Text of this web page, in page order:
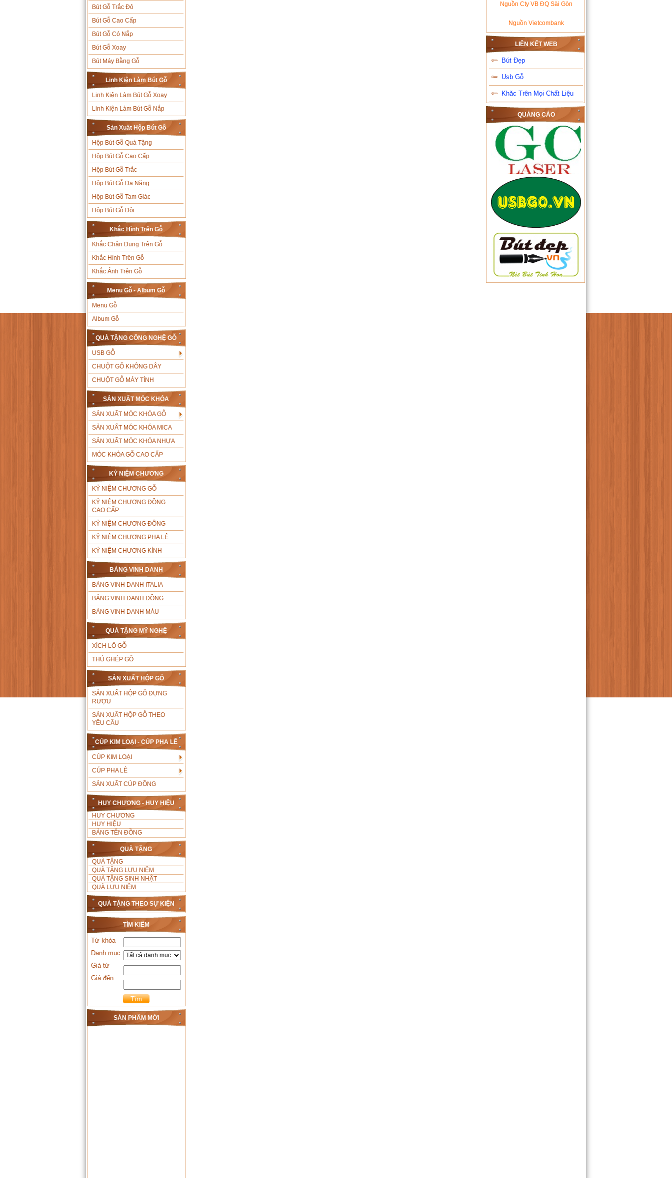
Bút Gỗ Trắc Đỏ
Bút Gỗ Cao Cấp
Bút Gỗ Có Nắp
Bút Gỗ Xoay
Bút Máy Bằng Gỗ
Linh Kiện Làm Bút Gỗ
Linh Kiện Làm Bút Gỗ Xoay
Linh Kiện Làm Bút Gỗ Nắp
Sản Xuất Hộp Bút Gỗ
Hộp Bút Gỗ Quà Tặng
Hộp Bút Gỗ Cao Cấp
Hộp Bút Gỗ Trắc
Hộp Bút Gỗ Đa Năng
Hộp Bút Gỗ Tam Giác
Hộp Bút Gỗ Đôi
Khắc Hình Trên Gỗ
Khắc Chân Dung Trên Gỗ
Khắc Hình Trên Gỗ
Khắc Ảnh Trên Gỗ
Menu Gỗ - Album Gỗ
Menu Gỗ
Album Gỗ
QUÀ TẶNG CÔNG NGHỆ GỖ
USB GỖ
CHUỘT GỖ KHÔNG DÂY
CHUỘT GỖ MÁY TÍNH
SẢN XUẤT MÓC KHÓA
SẢN XUẤT MÓC KHÓA GỖ
SẢN XUẤT MÓC KHÓA MICA
SẢN XUẤT MÓC KHÓA NHỰA
MÓC KHÓA GỖ CAO CẤP
KỶ NIỆM CHƯƠNG
KỶ NIỆM CHƯƠNG GỖ
KỶ NIỆM CHƯƠNG ĐỒNG
CAO CẤP
KỶ NIỆM CHƯƠNG ĐỒNG
KỶ NIỆM CHƯƠNG PHA LÊ
KỶ NIỆM CHƯƠNG KÍNH
BẢNG VINH DANH
BẢNG VINH DANH ITALIA
BẢNG VINH DANH ĐỒNG
BẢNG VINH DANH MÀU
QUÀ TẶNG MỸ NGHỆ
XÍCH LÔ GỖ
THÚ GHÉP GỖ
SẢN XUẤT HỘP GỖ
SẢN XUẤT HỘP GỖ ĐỰNG
RƯỢU
SẢN XUẤT HỘP GỖ THEO
YÊU CẦU
CÚP KIM LOẠI - CÚP PHA LÊ
CÚP KIM LOẠI
CÚP PHA LÊ
SẢN XUẤT CÚP ĐỒNG
HUY CHƯƠNG - HUY HIỆU
HUY CHƯƠNG
HUY HIỆU
BẢNG TÊN ĐỒNG
QUÀ TẶNG
QUÀ TẶNG
QUÀ TẶNG LƯU NIỆM
QUÀ TẶNG SINH NHẬT
QUÀ LƯU NIỆM
QUÀ TẶNG THEO SỰ KIỆN
TÌM KIẾM
Từ khóa
Danh mục
Giá từ
Giá đến
SẢN PHẨM MỚI
Nguồn Cty VB ĐQ Sài Gòn
Nguồn Vietcombank
LIÊN KẾT WEB
Bút Đẹp
Usb Gỗ
Khăc Trên Mọi Chất Liệu
QUẢNG CÁO